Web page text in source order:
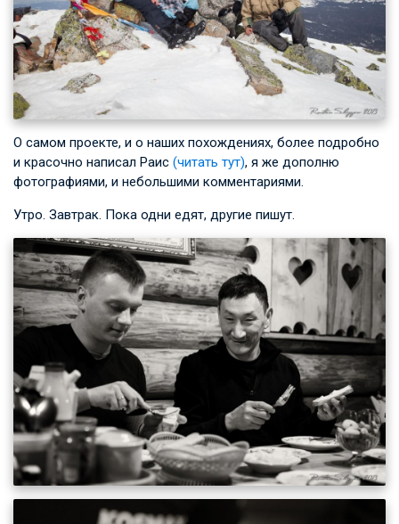
О самом проекте, и о наших похождениях, более подробно
и красочно написал Раис (читать тут), я же дополню
фотографиями, и небольшими комментариями.
Утро. Завтрак. Пока одни едят, другие пишут.